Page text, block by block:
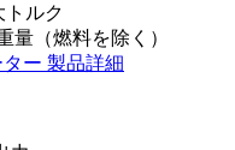
トルク
量（燃料を除く）
ー 製品詳細